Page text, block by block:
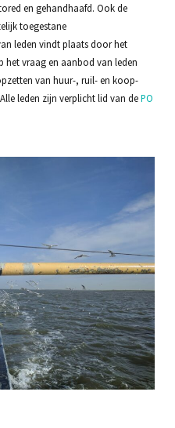
en gehandhaafd. Ook de
toegestane
leden vindt plaats door het
het vraag en aanbod van leden
van huur-, ruil- en koop-
leden zijn verplicht lid van dePO